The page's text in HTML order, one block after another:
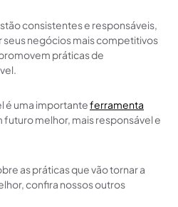
consistentes e responsáveis,
negócios mais competitivos
práticas de
é uma importanteferramenta
futuro melhor, mais responsável e
as práticas que vão tornar a
confira nossos outros